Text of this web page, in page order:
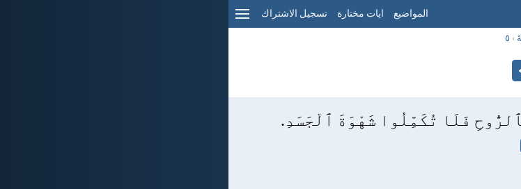
المواضيع ايات مختارة تسجيل الاشتراك
› ٥
فَلَا تُكَمِّلُوا شَهْوَةَ ٱلْجَسَدِ.